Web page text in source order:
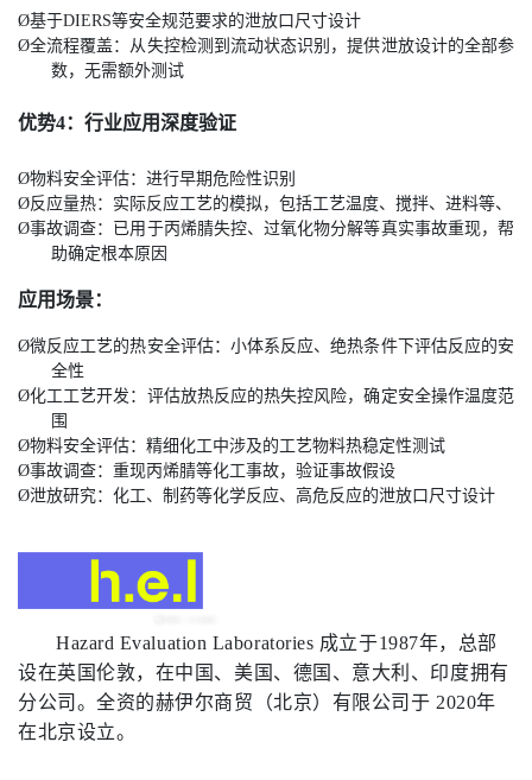
Ø基于DIERS等安全规范要求的泄放口尺寸设计
Ø全流程覆盖：从失控检测到流动状态识别，提供泄放设计的全部参
数，无需额外测试
优势4：行业应用深度验证
Ø物料安全评估：进行早期危险性识别
Ø反应量热：实际反应工艺的模拟，包括工艺温度、搅拌、进料等、
Ø事故调查：已用于丙烯腈失控、过氧化物分解等真实事故重现，帮
助确定根本原因
应用场景：
Ø微反应工艺的热安全评估：小体系反应、绝热条件下评估反应的安
全性
Ø化工工艺开发：评估放热反应的热失控风险，确定安全操作温度范
围
Ø物料安全评估：精细化工中涉及的工艺物料热稳定性测试
Ø事故调查：重现丙烯腈等化工事故，验证事故假设
Ø泄放研究：化工、制药等化学反应、高危反应的泄放口尺寸设计
Hazard Evaluation Laboratories 成立于1987年，总部
设在英国伦敦，在中国、美国、德国、意大利、印度拥有
分公司。全资的赫伊尔商贸（北京）有限公司于 2020年
在北京设立。